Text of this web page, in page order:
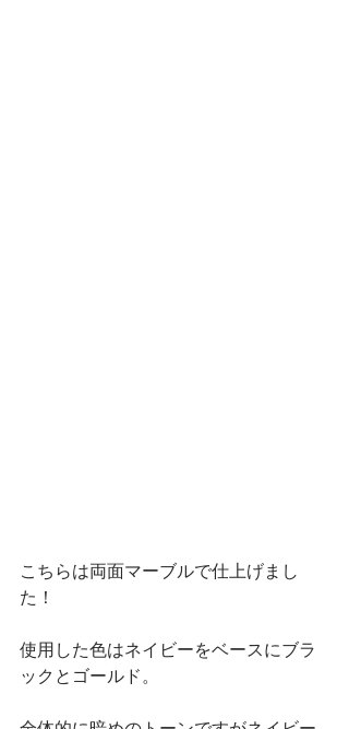
こちらは両面マーブルで仕上げまし
た！
使用した色はネイビーをベースにブラ
ックとゴールド。